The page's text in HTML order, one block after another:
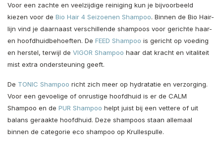
Voor een zachte en veelzijdige reiniging kun je bijvoorbeeld
kiezen voor de Bio Hair 4 Seizoenen Shampoo. Binnen de Bio Hair-
lijn vind je daarnaast verschillende shampoos voor gerichte haar-
en hoofdhuidbehoeften. De FEED Shampoo is gericht op voeding
en herstel, terwijl de VIGOR Shampoo haar dat kracht en vitaliteit
mist extra ondersteuning geeft.
De TONIC Shampoo richt zich meer op hydratatie en verzorging.
Voor een gevoelige of onrustige hoofdhuid is er de CALM
Shampoo en de PUR Shampoo helpt juist bij een vettere of uit
balans geraakte hoofdhuid. Deze shampoos staan allemaal
binnen de categorie eco shampoo op Krullespulle.